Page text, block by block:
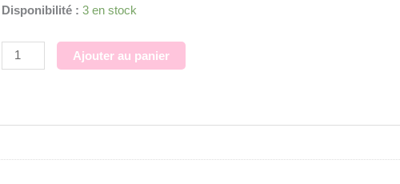
Disponibilité : 3 en stock
quantité
Pentagramme
/
sur
Ajouter au panier